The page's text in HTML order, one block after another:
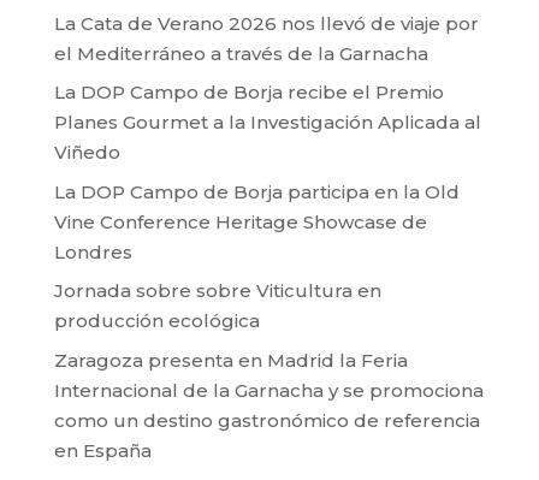
La Cata de Verano 2026 nos llevó de viaje por
el Mediterráneo a través de la Garnacha
La DOP Campo de Borja recibe el Premio
Planes Gourmet a la Investigación Aplicada al
Viñedo
La DOP Campo de Borja participa en la Old
Vine Conference Heritage Showcase de
Londres
Jornada sobre sobre Viticultura en
producción ecológica
Zaragoza presenta en Madrid la Feria
Internacional de la Garnacha y se promociona
como un destino gastronómico de referencia
en España